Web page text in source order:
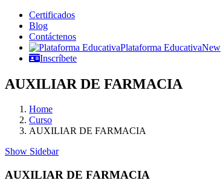
Certificados
Blog
Contáctenos
Plataforma EducativaNew
Inscríbete
AUXILIAR DE FARMACIA
Home
Curso
AUXILIAR DE FARMACIA
Show Sidebar
AUXILIAR DE FARMACIA